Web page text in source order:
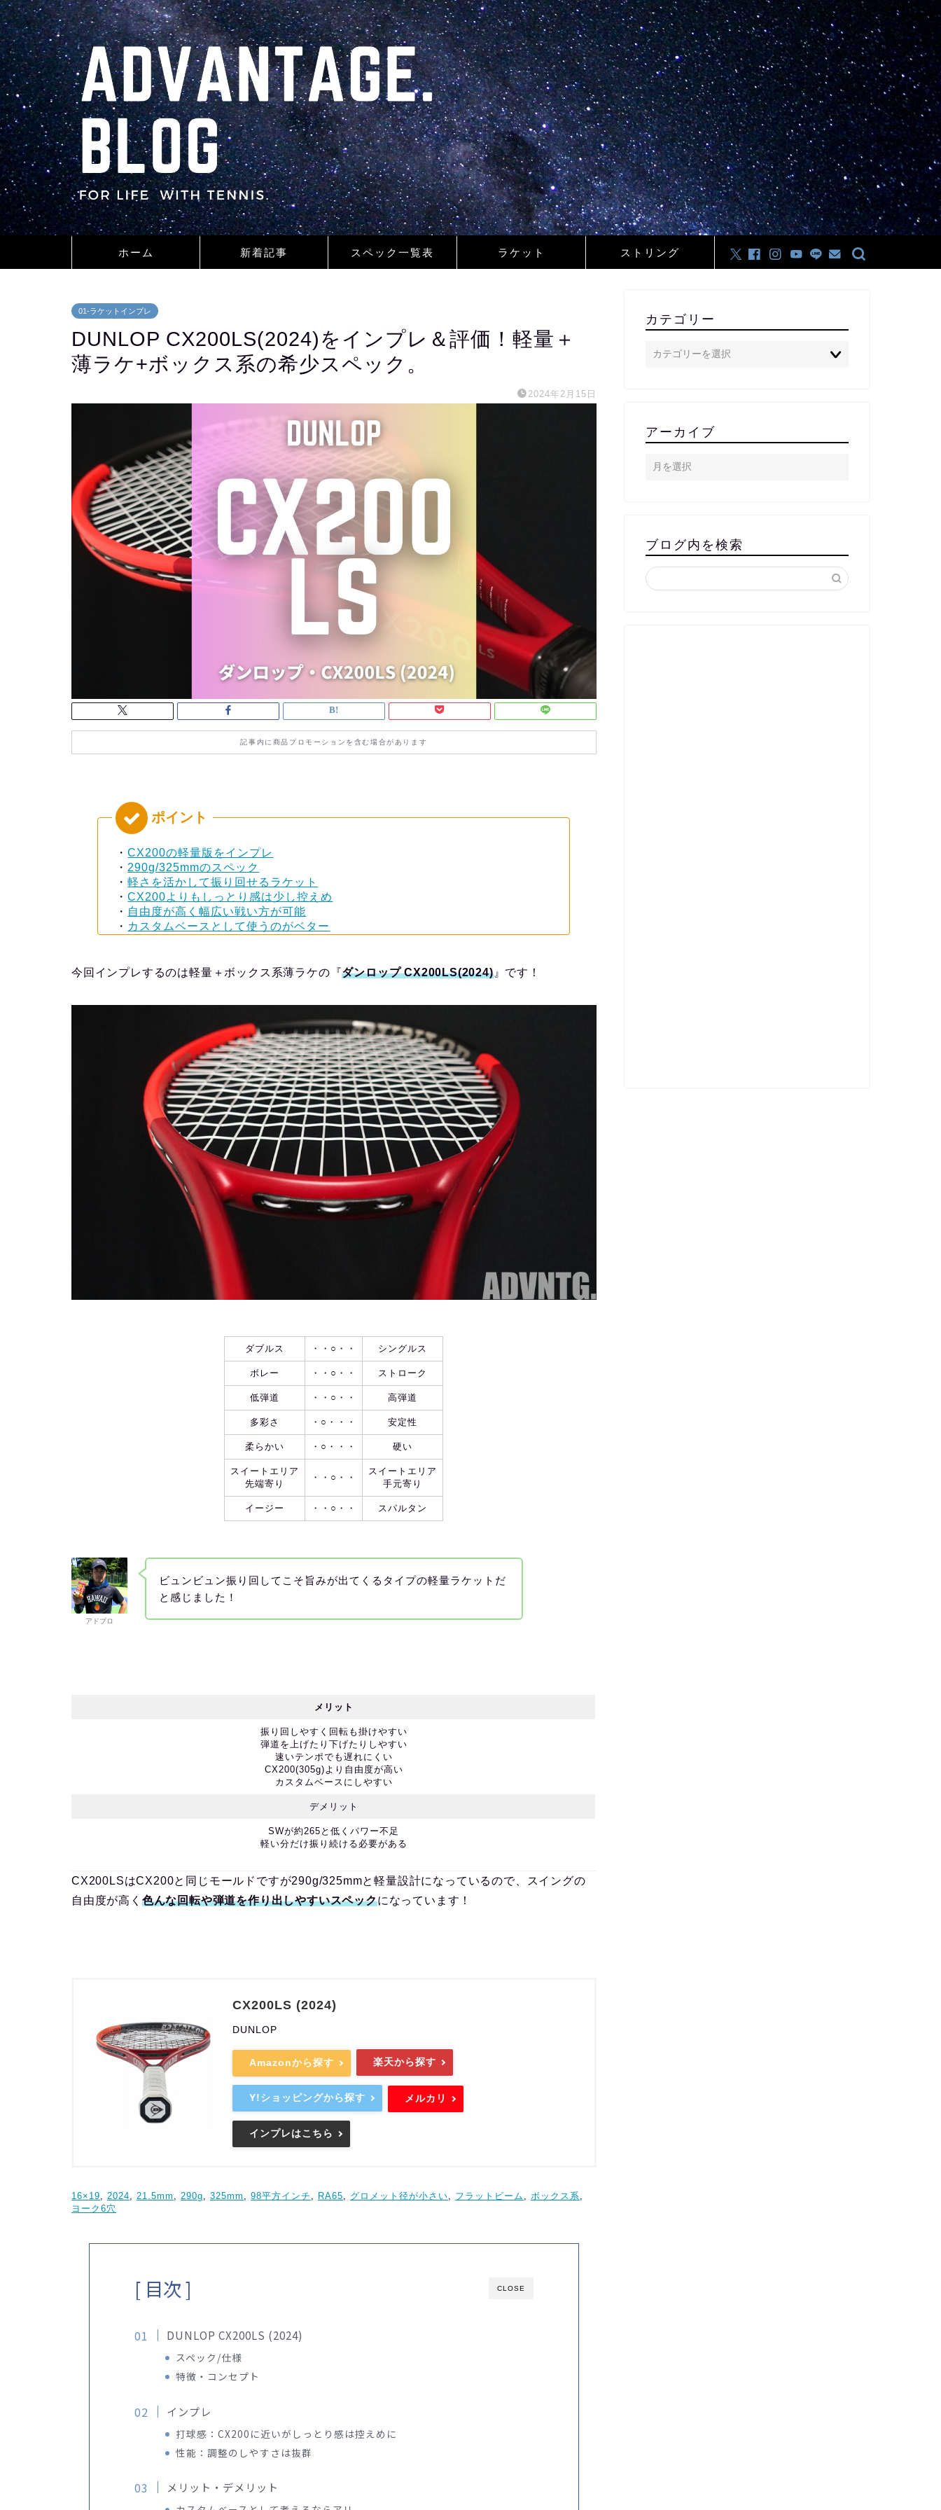
ホーム 新着記事 スペック一覧表 ラケット ストリング
01-ラケットインプレ
DUNLOP CX200LS(2024)をインプレ＆評価！軽量＋
薄ラケ+ボックス系の希少スペック。
2024年2月15日
記事内に商品プロモーションを含む場合があります
・CX200の軽量版をインプレ
・ 290g/325mmのスペック
・軽さを活かして振り回せるラケット
・CX200よりもしっとり感は少し控えめ
・ 自由度が高く幅広い戦い方が可能
・ カスタムベースとして使うのがベター
今回インプレするのは軽量＋ボックス系薄ラケの『ダンロップ CX200LS(2024)』です！
ダブルス ・・○・・ シングルス
ボレー ・・○・・ ストローク
低弾道 ・・○・・ 高弾道
多彩さ ・○・・・ 安定性
柔らかい ・○・・・ 硬い
スイートエリア
先端寄り
・・○・・
スイートエリア
手元寄り
イージー ・・○・・ スパルタン
アドブロ
ビュンビュン振り回してこそ旨みが出てくるタイプの軽量ラケットだ
と感じました！
メリット
振り回しやすく回転も掛けやすい
弾道を上げたり下げたりしやすい
速いテンポでも遅れにくい
CX200(305g)より自由度が高い
カスタムベースにしやすい
デメリット
SWが約265と低くパワー不足
軽い分だけ振り続ける必要がある
CX200LSはCX200と同じモールドですが290g/325mmと軽量設計になっているので、スイングの
自由度が高く 色んな回転や弾道を作り出しやすいスペックになっています！
CX200LS (2024)
DUNLOP
Amazonから探す 楽天から探す
Y!ショッピングから探す メルカリ
インプレはこちら
16×19, 2024, 21.5mm , 290g, 325mm , 98平方インチ , RA65, グロメット径が小さい, フラットビーム , ボックス系
ヨーク6穴
CLOSE
[ 目次 ]
DUNLOP CX200LS (2024)
スペック/仕様
特徴・コンセプト
インプレ
打球感：CX200に近いがしっとり感は控えめに
性能：調整のしやすさは抜群
メリット・デメリット
カテゴリー
アーカイブ
ブログ内を検索